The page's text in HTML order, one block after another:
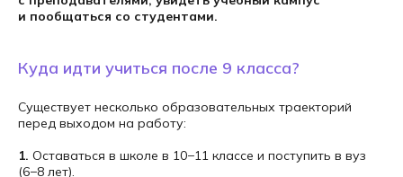
и пообщаться со студентами.
Куда идти учиться после 9 класса?
Существует несколько образовательных траекторий
перед выходом на работу:
1. Оставаться в школе в 10−11 классе и поступить в вуз
(6−8 лет).
ЗАПИШИТЕСЬ
НА БЕСПЛАТНУЮ
КОНСУЛЬТАЦИЮ